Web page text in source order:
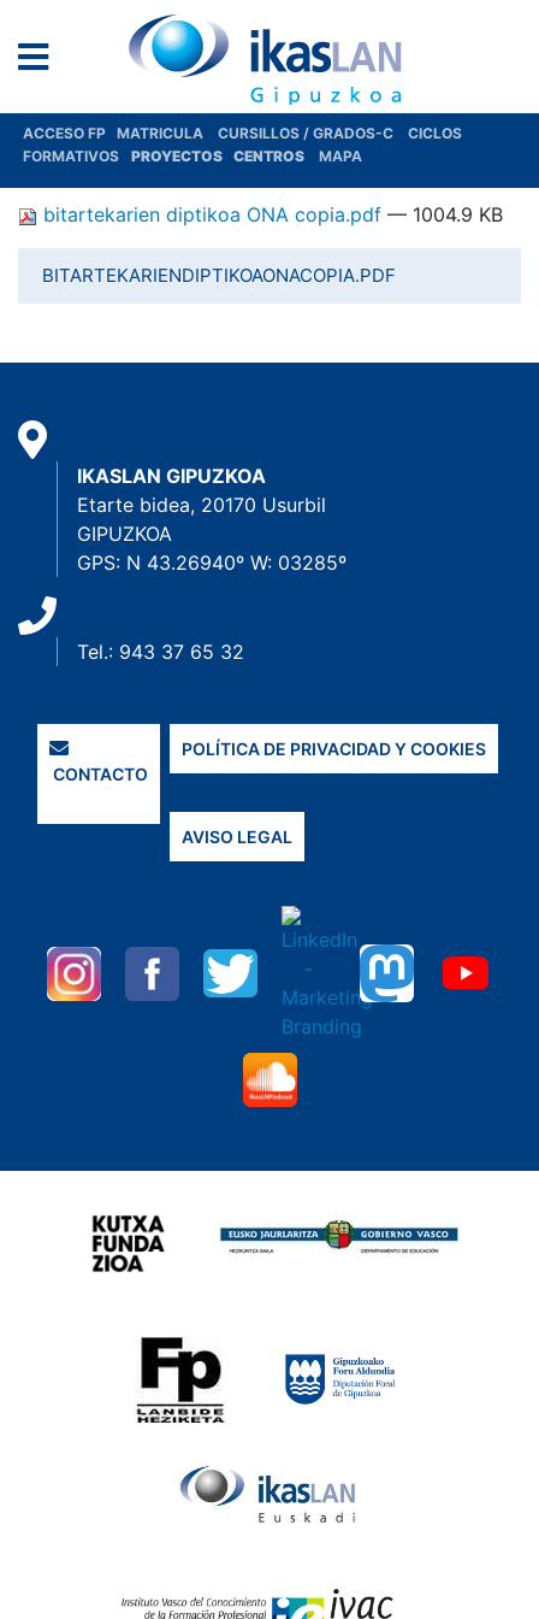
ACCESO FP MATRICULA CURSILLOS / GRADOS-C
CICLOS
FORMATIVOS
PROYECTOS CENTROS MAPA
bitartekarien diptikoa ONA copia.pdf — 1004.9 KB
BITARTEKARIENDIPTIKOAONACOPIA.PDF
IKASLAN GIPUZKOA
Etarte bidea, 20170 Usurbil
GIPUZKOA
GPS: N 43.26940º W: 03285º
Tel.: 943 37 65 32
CONTACTO
POLÍTICA DE PRIVACIDAD Y COOKIES
AVISO LEGAL